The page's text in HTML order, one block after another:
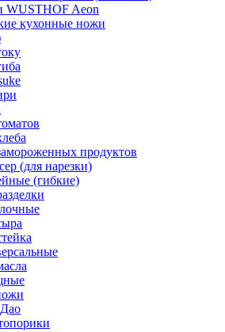
Aeon
кухонные ножи
продуктов
(для нарезки)
(гибкие)